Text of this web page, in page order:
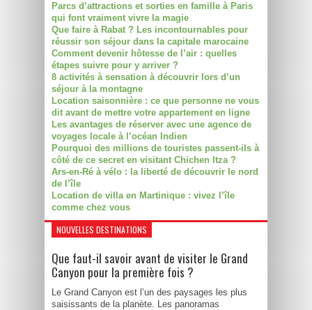
Parcs d’attractions et sorties en famille à Paris
qui font vraiment vivre la magie
Que faire à Rabat ? Les incontournables pour
réussir son séjour dans la capitale marocaine
Comment devenir hôtesse de l’air : quelles
étapes suivre pour y arriver ?
8 activités à sensation à découvrir lors d’un
séjour à la montagne
Location saisonnière : ce que personne ne vous
dit avant de mettre votre appartement en ligne
Les avantages de réserver avec une agence de
voyages locale à l’océan Indien
Pourquoi des millions de touristes passent-ils à
côté de ce secret en visitant Chichen Itza ?
Ars-en-Ré à vélo : la liberté de découvrir le nord
de l’île
Location de villa en Martinique : vivez l’île
comme chez vous
NOUVELLES DESTINATIONS
Que faut-il savoir avant de visiter le Grand
Canyon pour la première fois ?
Le Grand Canyon est l’un des paysages les plus
saisissants de la planète. Les panoramas